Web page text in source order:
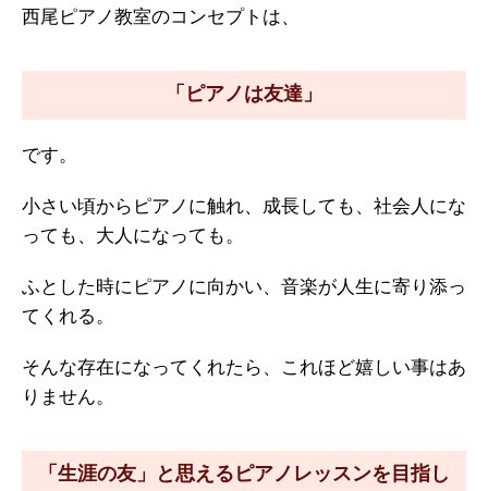
西尾ピアノ教室のコンセプトは、
「ピアノは友達」
です。
小さい頃からピアノに触れ、成長しても、社会人にな
っても、大人になっても。
ふとした時にピアノに向かい、音楽が人生に寄り添っ
てくれる。
そんな存在になってくれたら、これほど嬉しい事はあ
りません。
「生涯の友」と思えるピアノレッスンを目指し